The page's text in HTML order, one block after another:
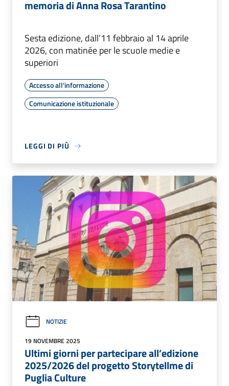
memoria di Anna Rosa Tarantino
Sesta edizione, dall’11 febbraio al 14 aprile
2026, con matinée per le scuole medie e
superiori
Accesso all'informazione
Comunicazione istituzionale
LEGGI DI PIÙ
NOTIZIE
19 NOVEMBRE 2025
Ultimi giorni per partecipare all’edizione
2025/2026 del progetto Storytellme di
Puglia Culture